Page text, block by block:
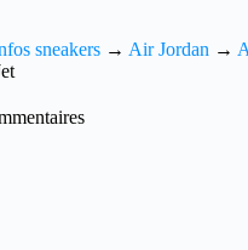
sneakers → Air Jordan →